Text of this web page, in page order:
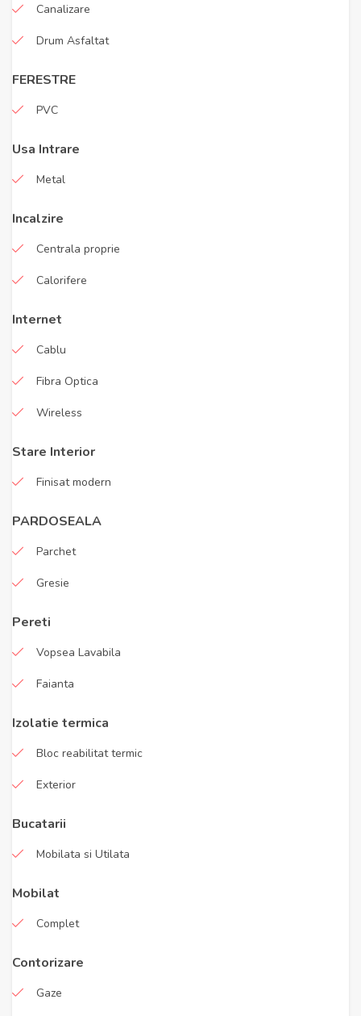
Canalizare
Drum Asfaltat
FERESTRE
PVC
Usa Intrare
Metal
Incalzire
Centrala proprie
Calorifere
Internet
Cablu
Fibra Optica
Wireless
Stare Interior
Finisat modern
PARDOSEALA
Parchet
Gresie
Pereti
Vopsea Lavabila
Faianta
Izolatie termica
Bloc reabilitat termic
Exterior
Bucatarii
Mobilata si Utilata
Mobilat
Complet
Contorizare
Gaze